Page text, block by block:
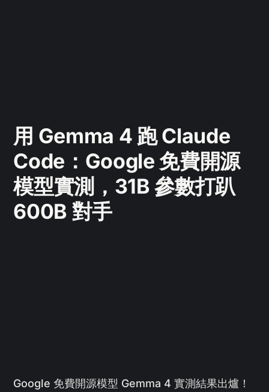
用 Gemma 4 跑 Claude
Code：Google 免費開源
模型實測，31B 參數打趴
600B 對手
Google 免費開源模型 Gemma 4 實測結果出爐！